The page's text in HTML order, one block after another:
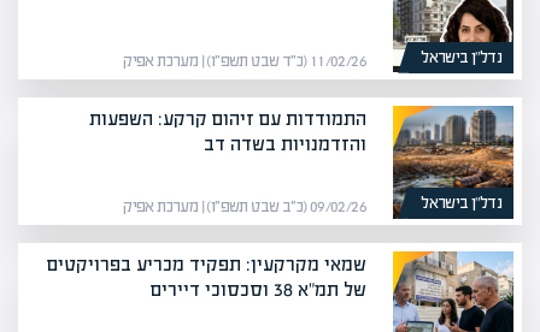
נדל”ן בישראל 11/02/26 (כ״ד שבט תשפ״ו) | מערכת אפיק
נדל”ן בישראל
התמודדות עם זיהום קרקע: השפעות
והזדמנויות בשדה דב
09/02/26 (כ״ב שבט תשפ״ו) | מערכת אפיק
שמאי מקרקעין: תפקיד מכריע בפרויקטים
של תמ"א 38 וסכסוכי דיירים